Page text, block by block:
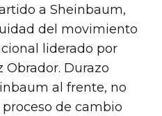
a Sheinbaum,
del movimiento
liderado por
Obrador. Durazo
al frente, no
de cambio